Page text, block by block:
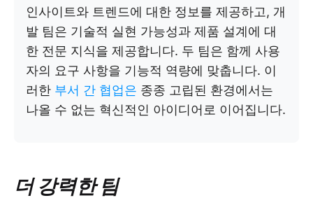
인사이트와 트렌드에 대한 정보를 제공하고, 개
발 팀은 기술적 실현 가능성과 제품 설계에 대
한 전문 지식을 제공합니다. 두 팀은 함께 사용
자의 요구 사항을 기능적 역량에 맞춥니다. 이
러한 부서 간 협업은 종종 고립된 환경에서는
나올 수 없는 혁신적인 아이디어로 이어집니다.
더 강력한 팀